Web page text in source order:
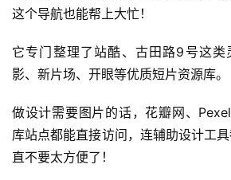
运
营
这个导航也能帮上大忙！
它专门整理了站酷、古田路9号这
影、新片场、开眼等优质短片资源库。
做设计需要图片的话，花瓣网、
库站点都能直接访问，连辅助设计工
直不要太方便了！